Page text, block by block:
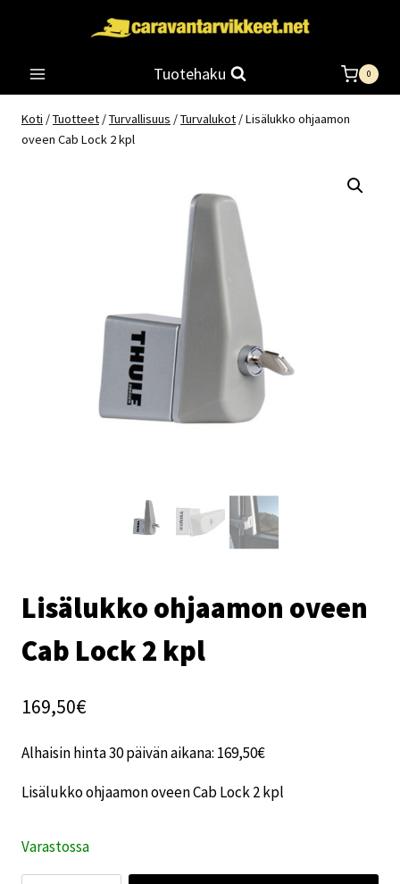
Tuotehaku 0
Koti /Tuotteet /Turvallisuus /Turvalukot /Lisälukko ohjaamon
oveen Cab Lock 2 kpl
Lisälukko ohjaamon oveen
Cab Lock 2 kpl
169,50€
Alhaisin hinta 30 päivän aikana: 169,50€
Lisälukko ohjaamon oveen Cab Lock 2 kpl
Varastossa